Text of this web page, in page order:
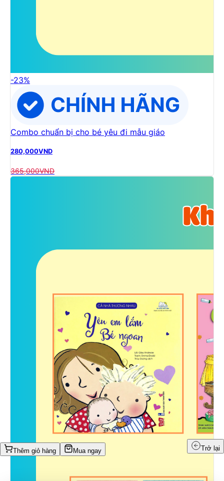
Trở lại
Thêm giỏ hàng Mua ngay
-23%
Combo chuẩn bị cho bé yêu đi mẫu giáo
280,000VND
365,000VND